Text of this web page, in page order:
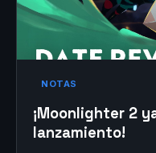
NOTAS
¡Moonlighter 2
lanzamiento!